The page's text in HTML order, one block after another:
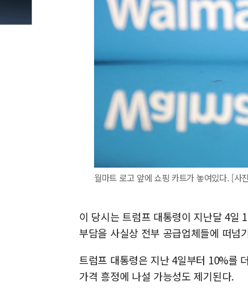
월마트 로고 앞에 쇼핑 카트가 놓여있다. [사
이 당시는 트럼프 대통령이 지난달 4일
부담을 사실상 전부 공급업체들에 떠넘
트럼프 대통령은 지난 4일부터 10%를
가격 흥정에 나설 가능성도 제기된다.